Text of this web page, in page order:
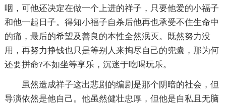
咽，可他还决定在做一个上进的祥子，只要他爱的小福子
和他一起日子。得知小福子自杀后他再也承受不住生命中
的痛，最后的希望及善良的本性全然泯灭。既然努力没
用，再努力挣钱也只是等别人来掏尽自己的兜囊，那为何
还要拼命?不如坐等享乐，沉迷于吃喝玩乐。
虽然造成祥子这出悲剧的编剧是那个阴暗的社会，但
导演依然是他自己。他虽然健壮忠厚，但他是自私且无脑